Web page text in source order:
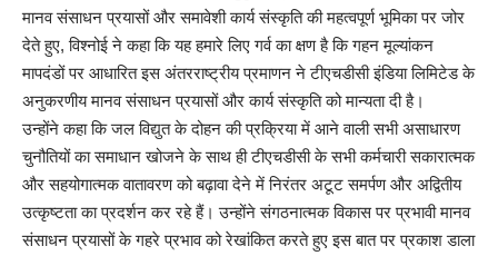
मानव संसाधन प्रयासों और समावेशी कार्य संस्कृति की महत्वपूर्ण भूमिका पर जोर
देते हुए, विश्नोई ने कहा कि यह हमारे लिए गर्व का क्षण है कि गहन मूल्यांकन
मापदंडों पर आधारित इस अंतरराष्ट्रीय प्रमाणन ने टीएचडीसी इंडिया लिमिटेड के
अनुकरणीय मानव संसाधन प्रयासों और कार्य संस्कृति को मान्यता दी है।
उन्होंने कहा कि जल विद्युत के दोहन की प्रक्रिया में आने वाली सभी असाधारण
चुनौतियों का समाधान खोजने के साथ ही टीएचडीसी के सभी कर्मचारी सकारात्मक
और सहयोगात्मक वातावरण को बढ़ावा देने में निरंतर अटूट समर्पण और अद्वितीय
उत्कृष्टता का प्रदर्शन कर रहे हैं। उन्होंने संगठनात्मक विकास पर प्रभावी मानव
संसाधन प्रयासों के गहरे प्रभाव को रेखांकित करते हुए इस बात पर प्रकाश डाला